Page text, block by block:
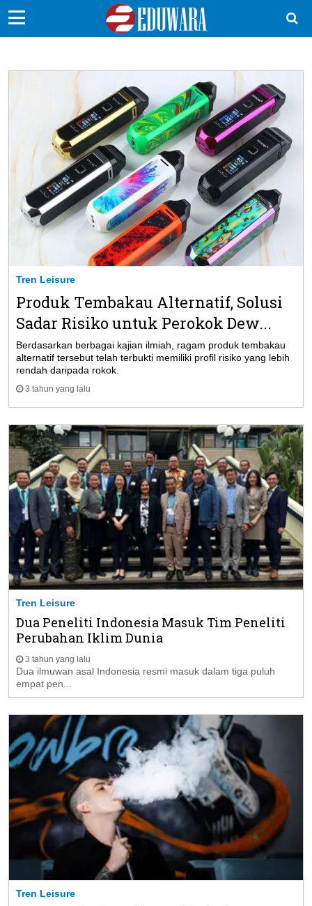
Kampus
Sains
EduDana
Ikuti Kami di:
Tren Leisure
Produk Tembakau Alternatif, Solusi
Sadar Risiko untuk Perokok Dew...
Berdasarkan berbagai kajian ilmiah, ragam produk tembakau
alternatif tersebut telah terbukti memiliki profil risiko yang lebih
rendah daripada rokok.
3 tahun yang lalu
Tren Leisure
Dua Peneliti Indonesia Masuk Tim Peneliti
Perubahan Iklim Dunia
3 tahun yang lalu
Dua ilmuwan asal Indonesia resmi masuk dalam tiga puluh
empat pen...
Tren Leisure